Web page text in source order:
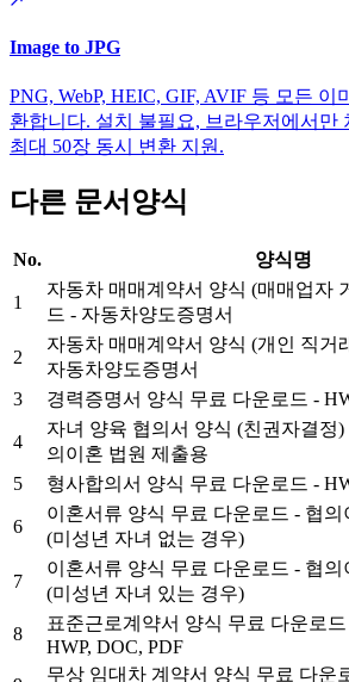
Image to JPG
PNG, WebP, HEIC, GIF, AVIF 등 모든 이
환합니다. 설치 불필요, 브라우저에서만
최대 50장 동시 변환 지원.
다른 문서양식
No. 양식명
1
자동차 매매계약서 양식 (매매업자
드 - 자동차양도증명서
2
자동차 매매계약서 양식 (개인 직거
자동차양도증명서
3
경력증명서 양식 무료 다운로드 -
4
자녀 양육 협의서 양식 (친권자결정
의이혼 법원 제출용
5
형사합의서 양식 무료 다운로드 -
6
이혼서류 양식 무료 다운로드 - 협
(미성년 자녀 없는 경우)
7
이혼서류 양식 무료 다운로드 - 협
(미성년 자녀 있는 경우)
8
표준근로계약서 양식 무료 다운로
HWP, DOC, PDF
무상 임대차 계약서 양식 무료 다운